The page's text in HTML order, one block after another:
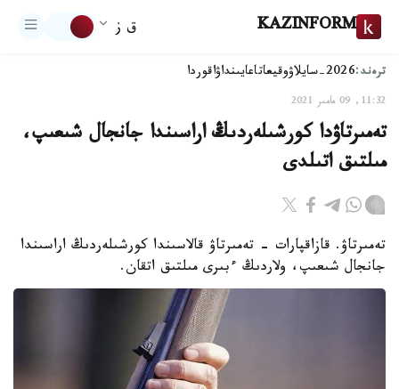
KAZINFORM ق ز
ترەند:2026-سايلاۋ وقيعاتاعايىنداۋاقوردا
11:32, 09 مامىر 2021
تەمىرتاۋدا كورشىلەردىڭ اراسىندا جانجال شىعىپ،
مىلتىق اتىلدى
تەمىرتاۋ. قازاقپارات - تەمىرتاۋ قالاسىندا كورشىلەردىڭ اراسىندا
جانجال شىعىپ، ولاردىڭ ءبىرى مىلتىق اتقان.